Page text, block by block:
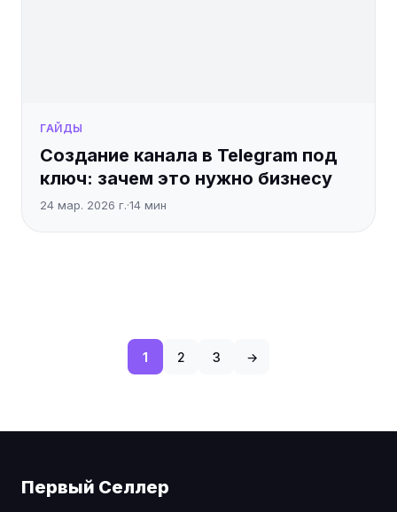
ГАЙДЫ
Создание канала в Telegram под
ключ: зачем это нужно бизнесу
24 мар. 2026 г.·14 мин
1 2 3 →
Первый Селлер